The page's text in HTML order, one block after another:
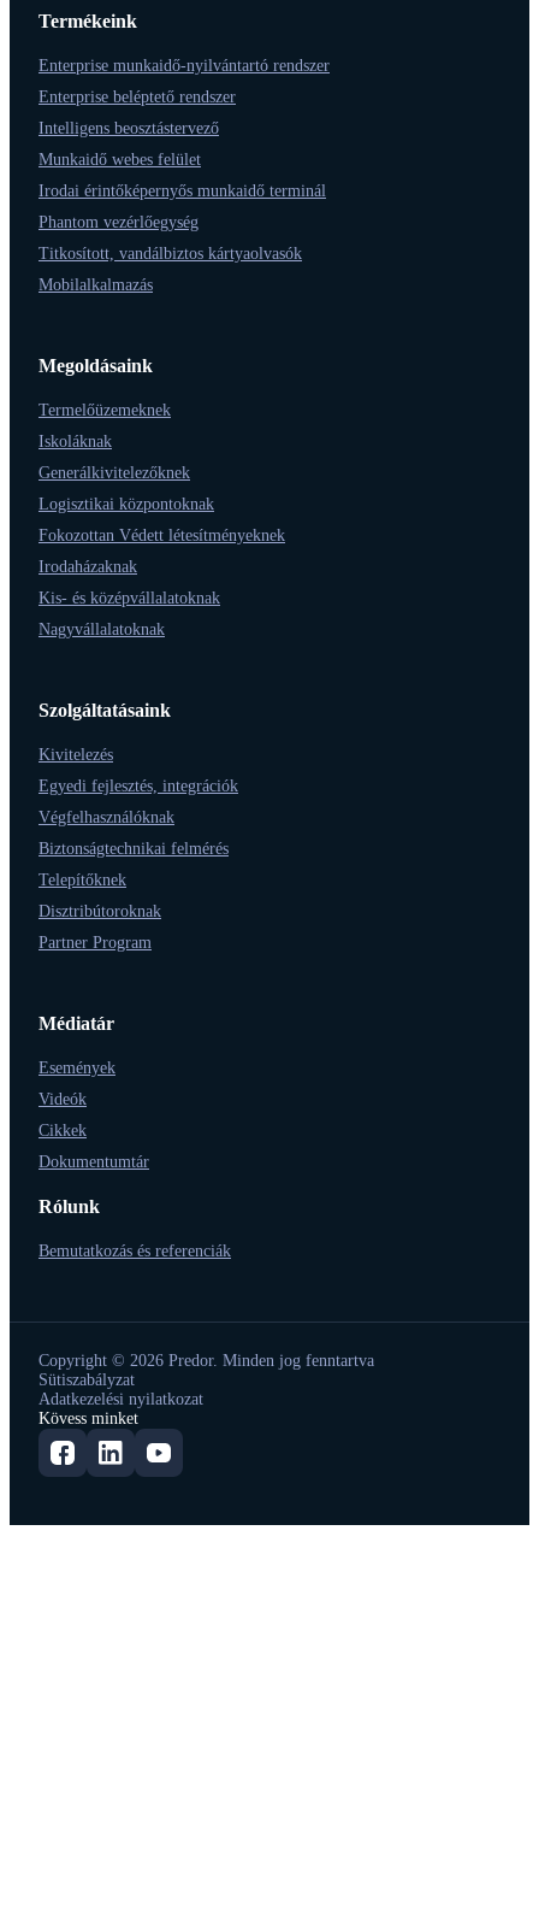
Termékeink
Enterprise munkaidő-nyilvántartó rendszer
Enterprise beléptető rendszer
Intelligens beosztástervező
Munkaidő webes felület
Irodai érintőképernyős munkaidő terminál
Phantom vezérlőegység
Titkosított, vandálbiztos kártyaolvasók
Mobilalkalmazás
Megoldásaink
Termelőüzemeknek
Iskoláknak
Generálkivitelezőknek
Logisztikai központoknak
Fokozottan Védett létesítményeknek
Irodaházaknak
Kis- és középvállalatoknak
Nagyvállalatoknak
Szolgáltatásaink
Kivitelezés
Egyedi fejlesztés, integrációk
Végfelhasználóknak
Biztonságtechnikai felmérés
Telepítőknek
Disztribútoroknak
Partner Program
Médiatár
Események
Videók
Cikkek
Dokumentumtár
Rólunk
Bemutatkozás és referenciák
Copyright © 2026 Predor. Minden jog fenntartva
Sütiszabályzat
Adatkezelési nyilatkozat
Kövess minket